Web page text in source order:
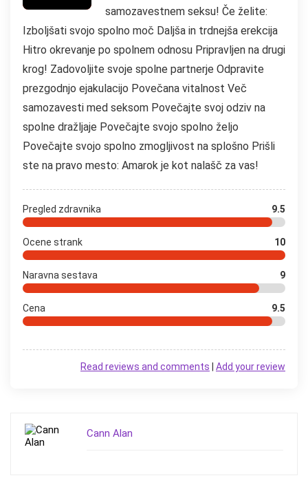
samozavestnem seksu! Če želite:
Izboljšati svojo spolno moč Daljša in trdnejša erekcija
Hitro okrevanje po spolnem odnosu Pripravljen na drugi
krog! Zadovoljite svoje spolne partnerje Odpravite
prezgodnjo ejakulacijo Povečana vitalnost Več
samozavesti med seksom Povečajte svoj odziv na
spolne dražljaje Povečajte svojo spolno željo
Povečajte svojo spolno zmogljivost na splošno Prišli
ste na pravo mesto: Amarok je kot nalašč za vas!
Pregled zdravnika 9.5
Ocene strank 10
Naravna sestava 9
Cena 9.5
Add your review
Read reviews and comments
Cann Alan